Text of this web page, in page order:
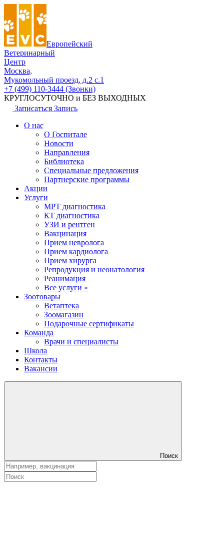
Европейский
Ветеринарный
Центр
Москва,
Мукомольный проезд, д.2 с.1
+7 (499) 110-3444 (Звонки)
КРУГЛОСУТОЧНО и БЕЗ ВЫХОДНЫХ
Записаться Запись
О нас
О Госпитале
Новости
Направления
Библиотека
Специальные предложения
Партнерские программы
Акции
Услуги
МРТ диагностика
КТ диагностика
УЗИ и рентген
Вакцинация
Прием невролога
Прием кардиолога
Прием хирурга
Репродукция и неонатология
Реанимация
Все услуги »
Зоотовары
Ветаптека
Зоомагазин
Подарочные сертификаты
Команда
Врачи и специалисты
Школа
Контакты
Вакансии
Поиск